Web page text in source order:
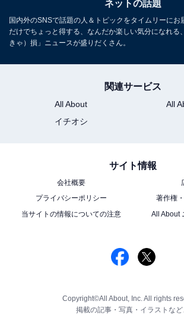
ネットの話題
国内外のSNSで話題の人＆トピックをタイムリーにお
だけでちょっと得する、なんだか楽しい気分になれる
きゃ）損」ニュースが盛りだくさん。
関連サービス
All About
All
イチオシ
サイト情報
会社概要
プライバシーポリシー
著作権
当サイトの情報についての注意
All About
Copyright©All About, Inc. All rights
掲載の記事・写真・イラストなど